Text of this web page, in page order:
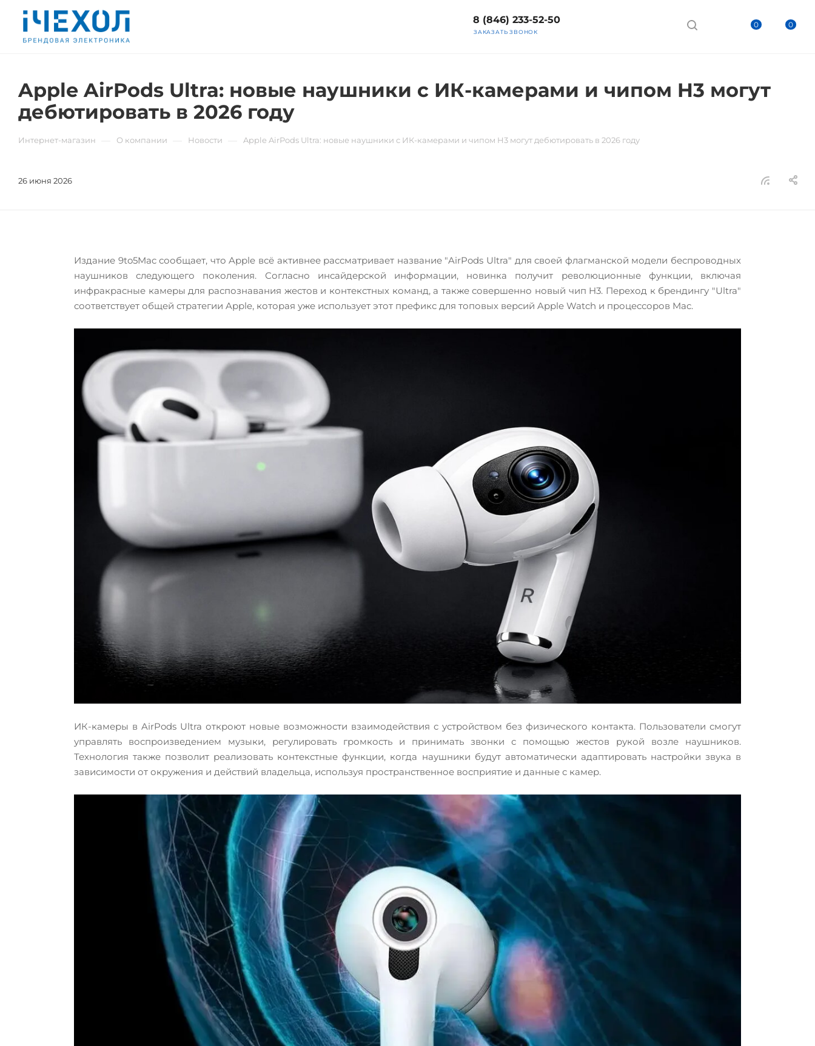
0 0
8 (846) 233-52-50
ЗАКАЗАТЬ ЗВОНОК
Apple AirPods Ultra: новые наушники с ИК-камерами и чипом H3 могут
дебютировать в 2026 году
Интернет-магазин О компании Новости Apple AirPods Ultra: новые наушники с ИК-камерами и чипом H3 могут дебютировать в 2026 году
26 июня 2026
Издание 9to5Mac сообщает, что Apple всё активнее рассматривает название "AirPods Ultra" для своей флагманской модели беспроводных
наушников следующего поколения. Согласно инсайдерской информации, новинка получит революционные функции, включая
инфракрасные камеры для распознавания жестов и контекстных команд, а также совершенно новый чип H3. Переход к брендингу "Ultra"
соответствует общей стратегии Apple, которая уже использует этот префикс для топовых версий Apple Watch и процессоров Mac.
ИК-камеры в AirPods Ultra откроют новые возможности взаимодействия с устройством без физического контакта. Пользователи смогут
управлять воспроизведением музыки, регулировать громкость и принимать звонки с помощью жестов рукой возле наушников.
Технология также позволит реализовать контекстные функции, когда наушники будут автоматически адаптировать настройки звука в
зависимости от окружения и действий владельца, используя пространственное восприятие и данные с камер.